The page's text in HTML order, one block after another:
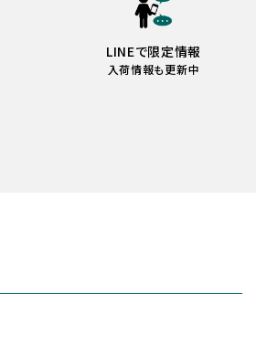
LINEで限定情報
入荷情報も更新中